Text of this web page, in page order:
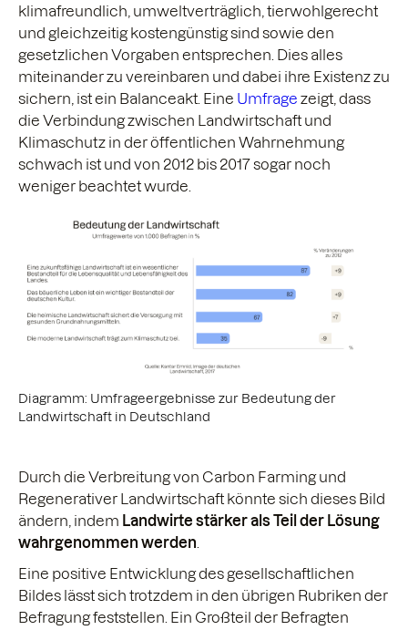
klimafreundlich, umweltverträglich, tierwohlgerecht
und gleichzeitig kostengünstig sind sowie den
gesetzlichen Vorgaben entsprechen. Dies alles
miteinander zu vereinbaren und dabei ihre Existenz zu
sichern, ist ein Balanceakt. Eine Umfrage zeigt, dass
die Verbindung zwischen Landwirtschaft und
Klimaschutz in der öffentlichen Wahrnehmung
schwach ist und von 2012 bis 2017 sogar noch
weniger beachtet wurde.
Diagramm: Umfrageergebnisse zur Bedeutung der
Landwirtschaft in Deutschland
Durch die Verbreitung von Carbon Farming und
Regenerativer Landwirtschaft könnte sich dieses Bild
ändern, indem Landwirte stärker als Teil der Lösung
wahrgenommen werden
Eine positive Entwicklung des gesellschaftlichen
Bildes lässt sich trotzdem in den übrigen Rubriken der
Befragung feststellen. Ein Großteil der Befragten